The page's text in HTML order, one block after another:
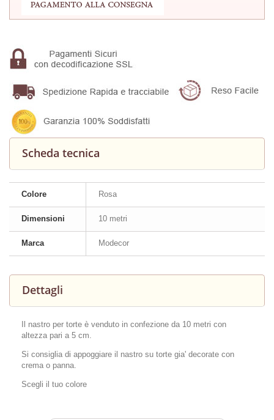
Scheda tecnica
Colore Rosa
Dimensioni 10 metri
Marca Modecor
Dettagli
Il nastro per torte è venduto in confezione da 10 metri con
altezza pari a 5 cm.
Si consiglia di appoggiare il nastro su torte gia' decorate con
crema o panna.
Scegli il tuo colore